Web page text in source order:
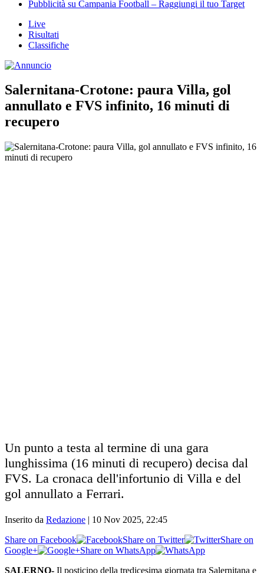
Risultati
Classifiche
Salernitana-Crotone: paura Villa, gol
annullato e FVS infinito, 16 minuti di
recupero
lunghissima (16 minuti di recupero) decisa dal
FVS. La cronaca dell'infortunio di Villa e del
gol annullato a Ferrari.
Google+
Share on WhatsApp